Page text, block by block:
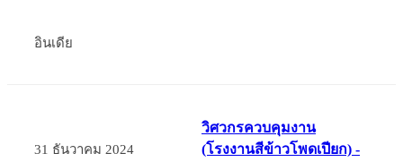
อินเดีย
31 ธันวาคม 2024
วิศวกรควบคุมงาน
(โรงงานสีข้าวโพดเปียก) -